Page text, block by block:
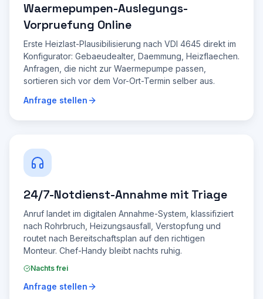
Waermepumpen-Auslegungs-
Vorpruefung Online
Erste Heizlast-Plausibilisierung nach VDI 4645 direkt im
Konfigurator: Gebaeudealter, Daemmung, Heizflaechen.
Anfragen, die nicht zur Waermepumpe passen,
sortieren sich vor dem Vor-Ort-Termin selber aus.
Anfrage stellen
24/7-Notdienst-Annahme mit Triage
Anruf landet im digitalen Annahme-System, klassifiziert
nach Rohrbruch, Heizungsausfall, Verstopfung und
routet nach Bereitschaftsplan auf den richtigen
Monteur. Chef-Handy bleibt nachts ruhig.
Nachts frei
Anfrage stellen